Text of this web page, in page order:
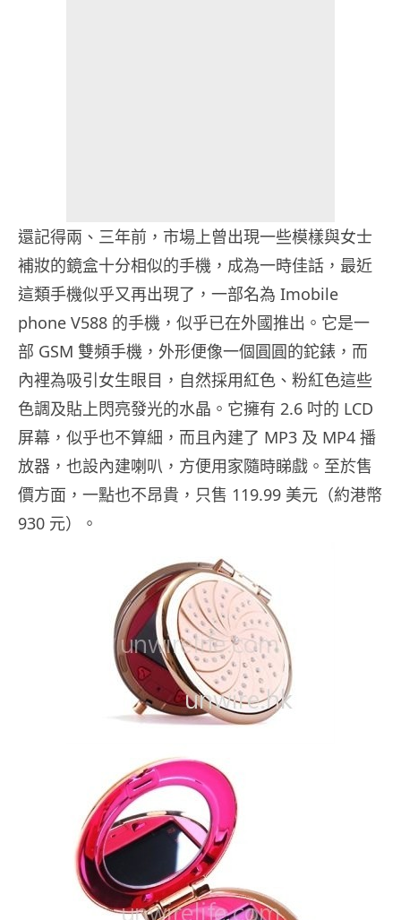
還記得兩、三年前，市場上曾出現一些模樣與女士
補妝的鏡盒十分相似的手機，成為一時佳話，最近
這類手機似乎又再出現了，一部名為 Imobile
phone V588 的手機，似乎已在外國推出。它是一
部 GSM 雙頻手機，外形便像一個圓圓的鉈錶，而
內裡為吸引女生眼目，自然採用紅色、粉紅色這些
色調及貼上閃亮發光的水晶。它擁有 2.6 吋的 LCD
屏幕，似乎也不算細，而且內建了 MP3 及 MP4 播
放器，也設內建喇叭，方便用家隨時睇戲。至於售
價方面，一點也不昂貴，只售 119.99 美元（約港幣
930 元）。